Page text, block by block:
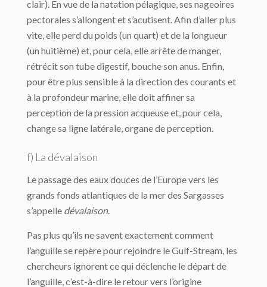
clair). En vue de la natation pélagique, ses nageoires
pectorales s’allongent et s’acutisent. Afin d’aller plus
vite, elle perd du poids (un quart) et de la longueur
(un huitième) et, pour cela, elle arrête de manger,
rétrécit son tube digestif, bouche son anus. Enfin,
pour être plus sensible à la direction des courants et
à la profondeur marine, elle doit affiner sa
perception de la pression acqueuse et, pour cela,
change sa ligne latérale, organe de perception.
f) La dévalaison
Le passage des eaux douces de l’Europe vers les
grands fonds atlantiques de la mer des Sargasses
s’appelle dévalaison.
Pas plus qu’ils ne savent exactement comment
l’anguille se repère pour rejoindre le Gulf-Stream, les
chercheurs ignorent ce qui déclenche le départ de
l’anguille, c’est-à-dire le retour vers l’origine